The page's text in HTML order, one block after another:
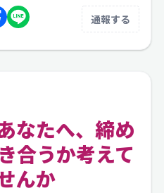
通報する
なたへ、締め
合うか考えて
んか